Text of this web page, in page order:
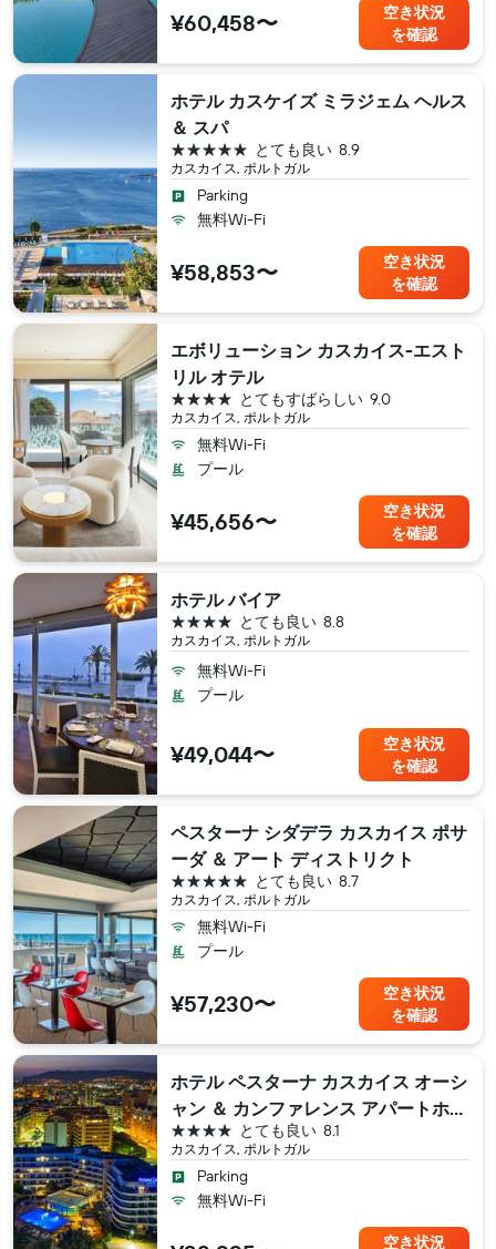
¥60,458〜
空き状況
を確認
ホテル カスケイズ ミラジェム ヘルス
＆ スパ
カスカイス, ポルトガル
8.9
とても良い
5つ星
Parking
無料Wi-Fi
¥58,853〜
空き状況
を確認
エボリューション カスカイス-エスト
リル オテル
カスカイス, ポルトガル
9.0
とてもすばらしい
4つ星
無料Wi-Fi
プール
¥45,656〜
空き状況
を確認
ホテル バイア
カスカイス, ポルトガル
8.8
とても良い
4つ星
無料Wi-Fi
プール
¥49,044〜
空き状況
を確認
ペスターナ シダデラ カスカイス ポサ
ーダ ＆ アート ディストリクト
カスカイス, ポルトガル
8.7
とても良い
5つ星
無料Wi-Fi
プール
¥57,230〜
空き状況
を確認
ホテル ペスターナ カスカイス オーシ
ャン ＆ カンファレンス アパートホテ
ル
カスカイス, ポルトガル
8.1
とても良い
4つ星
Parking
無料Wi-Fi
空き状況